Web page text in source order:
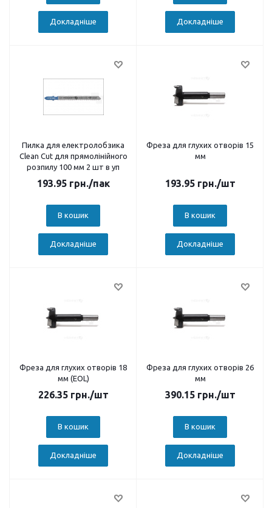
Докладніше Докладніше
Пилка для електролобзика
Сlean Cut для прямолінійного
розпилу 100 мм 2 шт в уп
193.95грн./пак
В кошик
Докладніше
Фреза для глухих отворів 15
мм
193.95грн./шт
В кошик
Докладніше
Фреза для глухих отворів 18
мм (EOL)
226.35грн./шт
В кошик
Докладніше
Фреза для глухих отворів 26
мм
390.15грн./шт
В кошик
Докладніше